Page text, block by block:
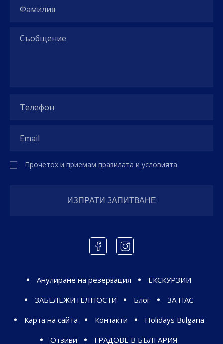
Прочетох и приемам правилата и условията.
Анулиране на резервация
ЕКСКУРЗИИ
ЗАБЕЛЕЖИТЕЛНОСТИ
Блог
ЗА НАС
Карта на сайта
Контакти
Holidays Bulgaria
Отзиви
ГРАДОВЕ В БЪЛГАРИЯ